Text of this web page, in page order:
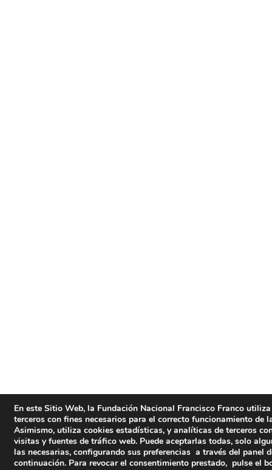
En este Sitio Web, la Fundación Nacional Francisco Franco
terceros con fines necesarios para el correcto funcionamiento de
Asimismo, utiliza cookies estadísticas, y analíticas de terceros
visitas y fuentes de tráfico web. Puede aceptarlas todas, solo
las necesarias, configurando sus preferencias a través del panel
continuación. Para revocar el consentimiento prestado, pulse el